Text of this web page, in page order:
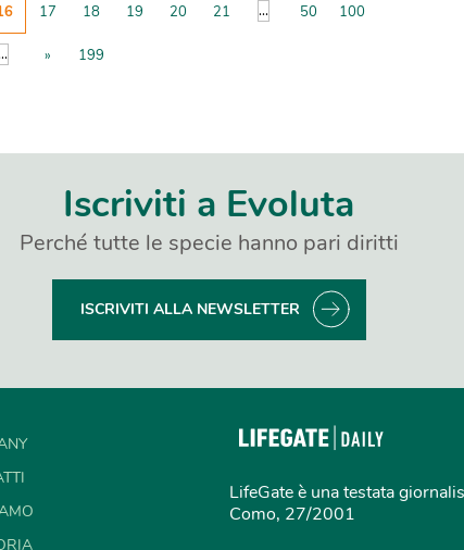
17 18 19 20 21 ... 50 100
» 199
Iscriviti a Evoluta
Perché tutte le specie hanno pari diritti
ISCRIVITI ALLA NEWSLETTER
LifeGate è una testata
Como, 27/2001